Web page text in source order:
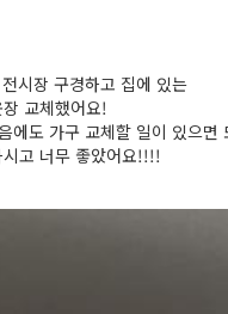
시장 구경하고 집에 있는
교체했어요!
도 가구 교체할 일이 있으면
고 너무 좋았어요!!!!